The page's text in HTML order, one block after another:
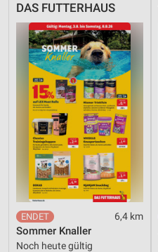
DAS FUTTERHAUS
6,4 km
Sommer Knaller
Noch heute gültig